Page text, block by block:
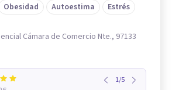
Obesidad Autoestima Estrés
Cámara de Comercio Nte., 97133
1/5